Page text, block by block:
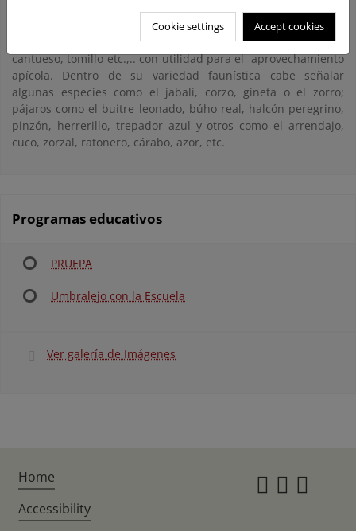
del Rio Sorbe Entre los arbustos, por su abundancia cabe
mencionar a la jara pringosa, estepa, rosal silvestre, espino
albar, brezo, brecina y gayuba, y plantas aromáticas como el
cantueso, tomillo etc.,.. con utilidad para el aprovechamiento
apícola. Dentro de su variedad faunística cabe señalar
algunas especies como el jabalí, corzo, gineta o el zorro;
pájaros como el buitre leonado, búho real, halcón peregrino,
pinzón, herrerillo, trepador azul y otros como el arrendajo,
cuco, zorzal, ratonero, cárabo, azor, etc.
Programas educativos
PRUEPA
Umbralejo con la Escuela
Ver galería de Imágenes
Cookie settings Accept cookies
Home
Accessibility